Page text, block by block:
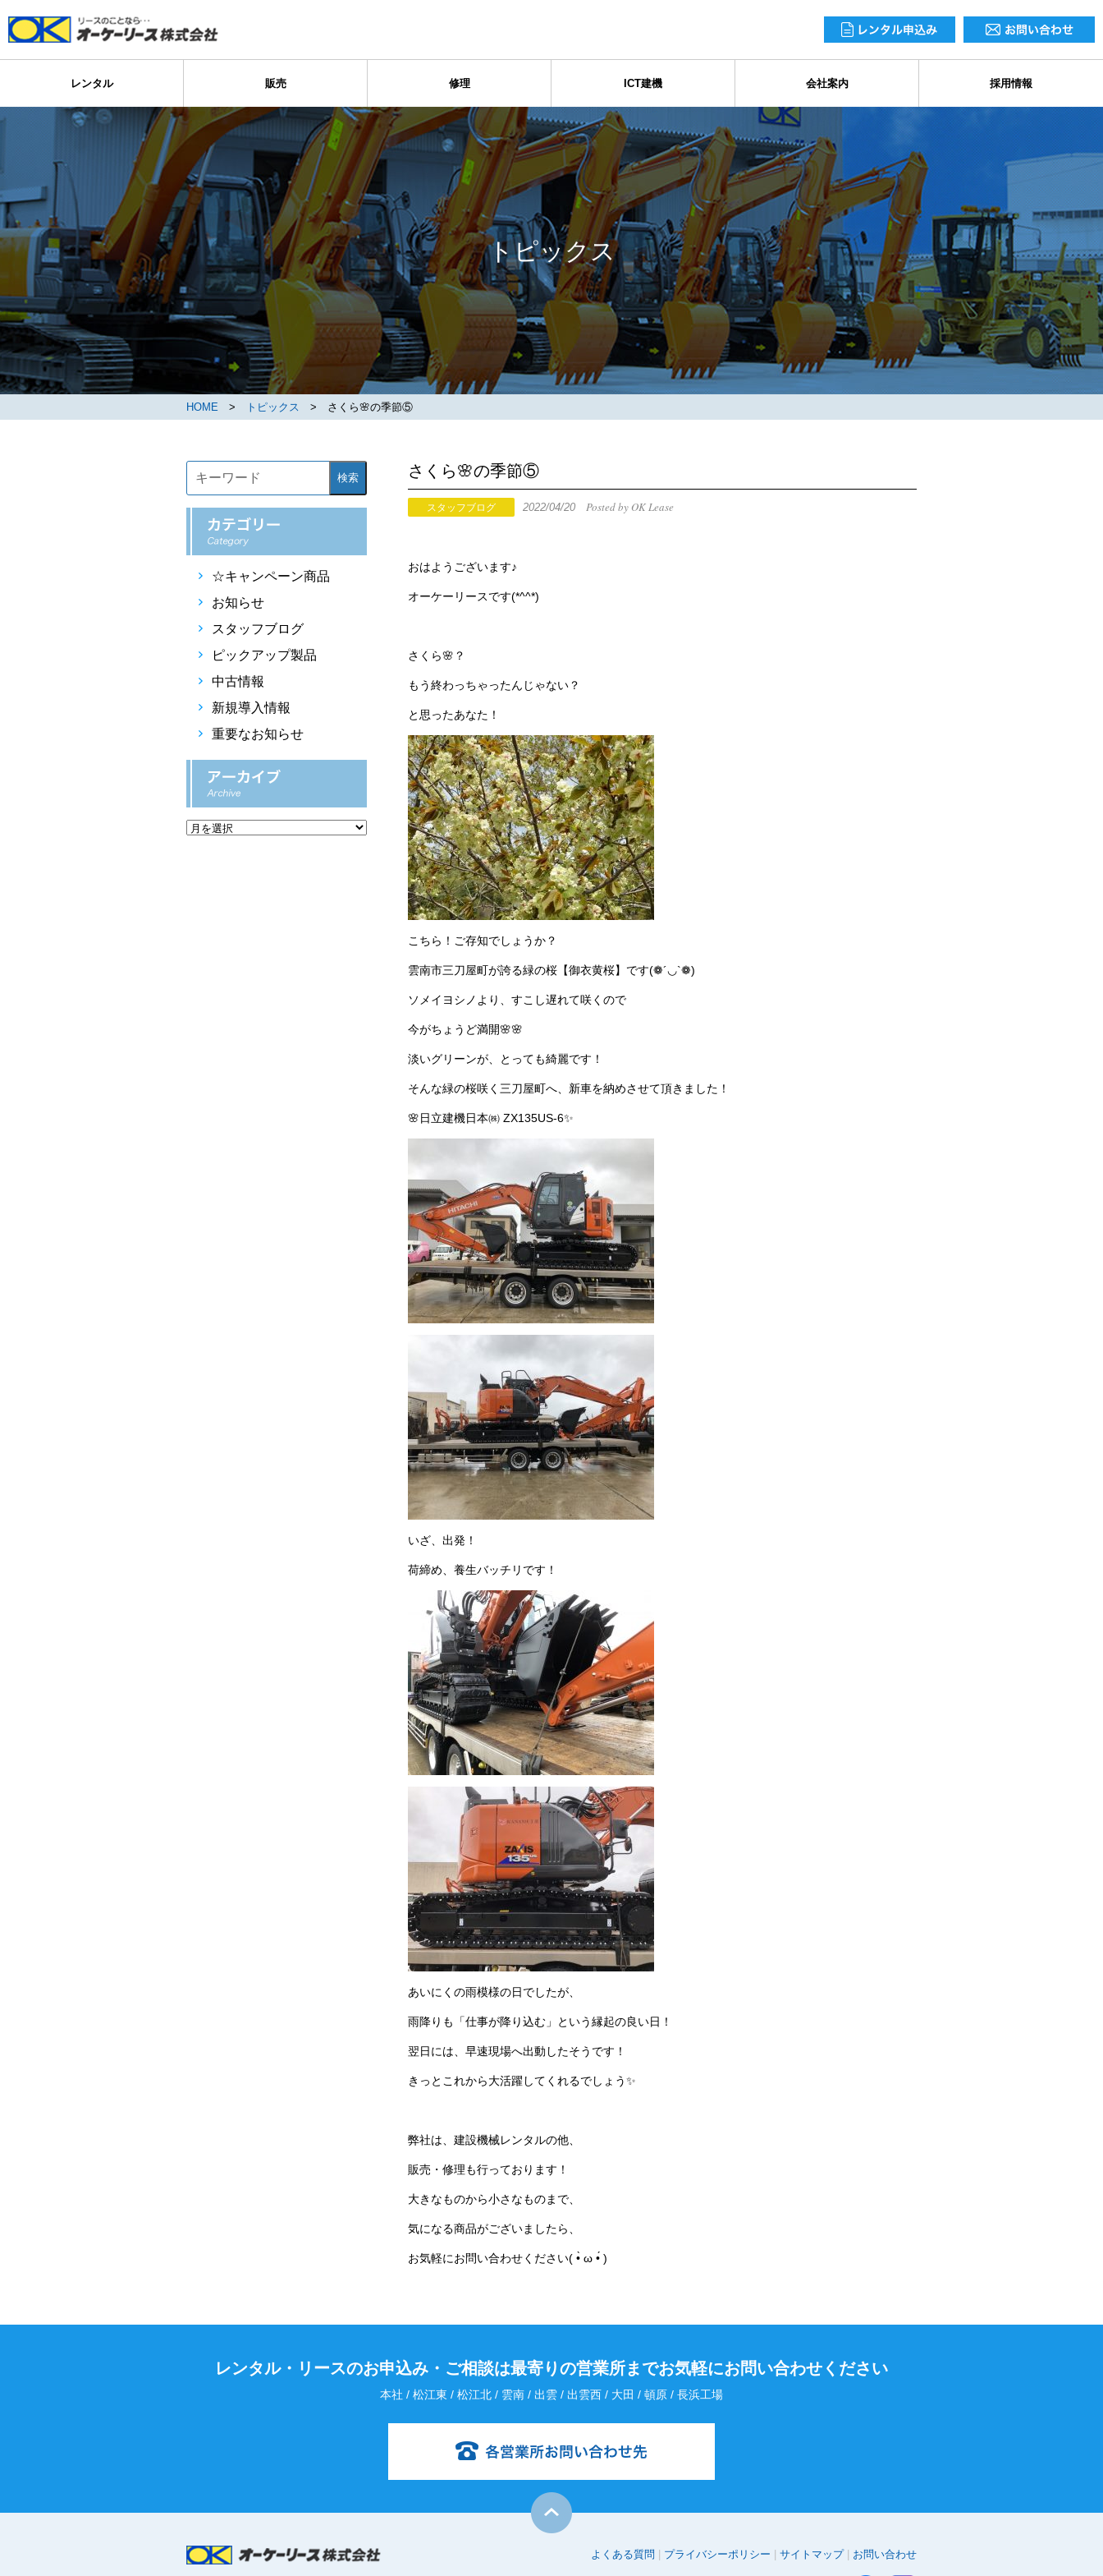
レンタル 販売 修理 ICT建機 会社案内 採用情報
トピックス
HOME > トピックス > さくら🌸の季節⑤
さくら🌸の季節⑤
スタッフブログ 2022/04/20 Posted by OK Lease
おはようございます♪
オーケーリースです(*^^*)
さくら🌸？
もう終わっちゃったんじゃない？
と思ったあなた！
こちら！ご存知でしょうか？
雲南市三刀屋町が誇る緑の桜【御衣黄桜】です(❁´◡`❁)
ソメイヨシノより、すこし遅れて咲くので
今がちょうど満開🌸🌸
淡いグリーンが、とっても綺麗です！
そんな緑の桜咲く三刀屋町へ、新車を納めさせて頂きました！
🌸日立建機日本㈱ ZX135US-6✨
いざ、出発！
荷締め、養生バッチリです！
あいにくの雨模様の日でしたが、
雨降りも「仕事が降り込む」という縁起の良い日！
翌日には、早速現場へ出動したそうです！
きっとこれから大活躍してくれるでしょう✨
弊社は、建設機械レンタルの他、
販売・修理も行っております！
大きなものから小さなものまで、
気になる商品がございましたら、
お気軽にお問い合わせください( •̀ ω •́ )
検索
☆キャンペーン商品
お知らせ
スタッフブログ
ピックアップ製品
中古情報
新規導入情報
重要なお知らせ
レンタル・リースのお申込み・ ご相談は最寄りの営業所までお気軽にお問い合わせください
本社 / 松江東 / 松江北 / 雲南 / 出雲 / 出雲西 / 大田 / 頓原 / 長浜工場
よくある質問 プライバシーポリシー サイトマップ お問い合わせ